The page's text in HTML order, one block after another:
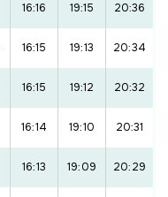
16:16 19:15 20:36
16:15 19:13 20:34
16:15 19:12 20:32
16:14 19:10 20:31
16:13 19:09 20:29